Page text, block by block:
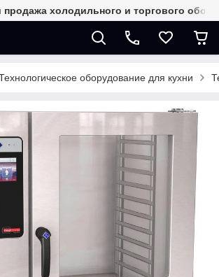
продажа холодильного и торгового
оборудование для кухни